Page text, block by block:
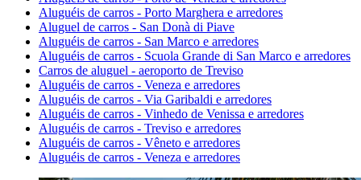
Aluguéis de carros - Porto Marghera e arredores
Aluguel de carros - San Donà di Piave
Aluguéis de carros - San Marco e arredores
Aluguéis de carros - Scuola Grande di San Marco e arredores
Carros de aluguel - aeroporto de Treviso
Aluguéis de carros - Veneza e arredores
Aluguéis de carros - Via Garibaldi e arredores
Aluguéis de carros - Vinhedo de Venissa e arredores
Aluguéis de carros - Treviso e arredores
Aluguéis de carros - Vêneto e arredores
Aluguéis de carros - Veneza e arredores